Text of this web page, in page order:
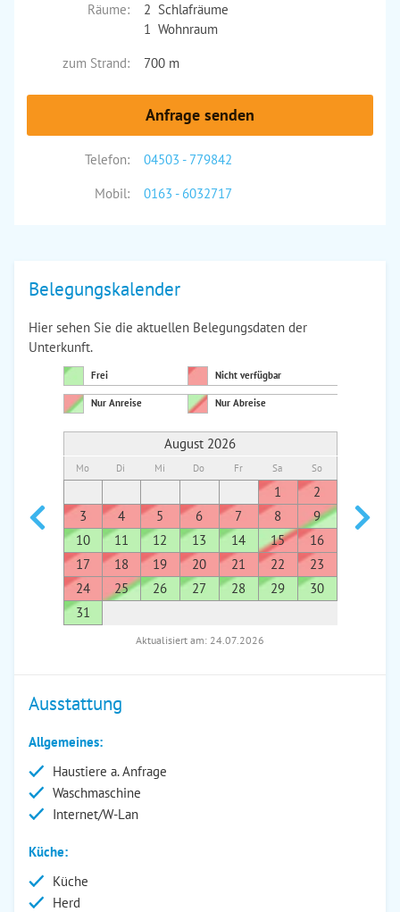
Räume:
2 Schlafräume
1 Wohnraum
zum Strand:
700 m
Anfrage senden
Telefon:
04503 - 779842
Mobil:
0163 - 6032717
Belegungskalender
Hier sehen Sie die aktuellen Belegungsdaten der
Unterkunft.
Frei Nicht verfügbar
Nur Anreise Nur Abreise
August 2026
Mo Di Mi Do Fr Sa So
1
2
3
4 5 6 7 8
9
10
11 12 13 14 15
16
17
18 19 20 21 22
23
24
25 26 27 28 29
30
31
7
Aktualisiert am: 24.07.2026
Ausstattung
Allgemeines:
Haustiere a. Anfrage
Waschmaschine
Internet/W-Lan
Küche:
Küche
Herd